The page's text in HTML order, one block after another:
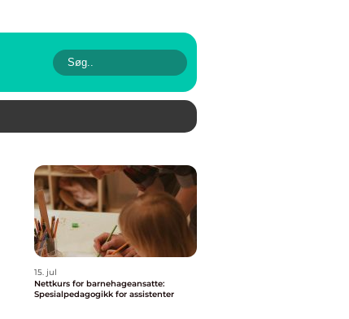
15. jul
Nettkurs for barnehageansatte:
Spesialpedagogikk for assistenter